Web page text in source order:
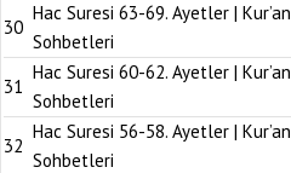
30
Hac Suresi 63-69. Ayetler | Kur’an
Sohbetleri
31
Hac Suresi 60-62. Ayetler | Kur’an
Sohbetleri
32
Hac Suresi 56-58. Ayetler | Kur’an
Sohbetleri